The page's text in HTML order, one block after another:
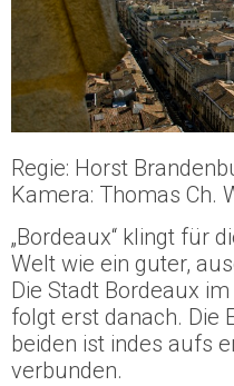
Regie: Horst
Kamera: Thomas Ch.
„Bordeaux“ klingt für
Welt wie ein guter,
Die Stadt Bordeaux
folgt erst danach. Die
beiden ist indes aufs
verbunden.